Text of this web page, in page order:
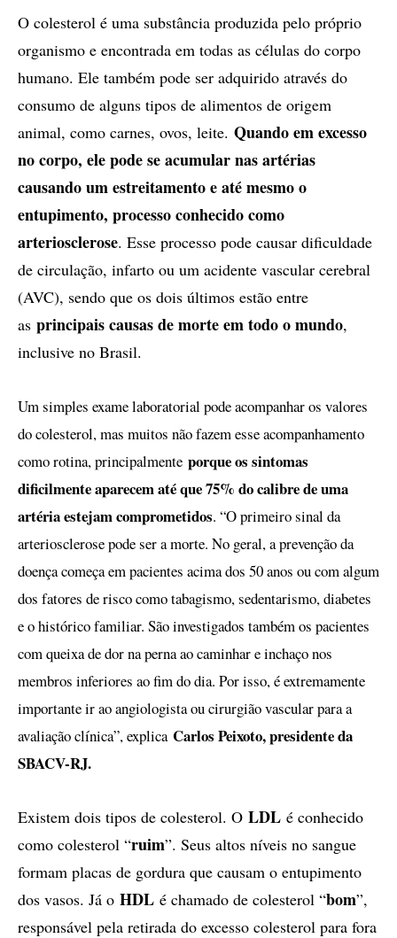
O colesterol é uma substância produzida pelo próprio
organismo e encontrada em todas as células do corpo
humano. Ele também pode ser adquirido através do
consumo de alguns tipos de alimentos de origem
animal, como carnes, ovos, leite. Quando em excesso
no corpo, ele pode se acumular nas artérias
causando um estreitamento e até mesmo o
entupimento, processo conhecido como
arteriosclerose. Esse processo pode causar dificuldade
de circulação, infarto ou um acidente vascular cerebral
(AVC), sendo que os dois últimos estão entre
as principais causas de morte em todo o mundo,
inclusive no Brasil.
Um simples exame laboratorial pode acompanhar os valores
do colesterol, mas muitos não fazem esse acompanhamento
como rotina, principalmente porque os sintomas
dificilmente aparecem até que 75% do calibre de uma
artéria estejam comprometidos. “O primeiro sinal da
arteriosclerose pode ser a morte. No geral, a prevenção da
doença começa em pacientes acima dos 50 anos ou com algum
dos fatores de risco como tabagismo, sedentarismo, diabetes
e o histórico familiar. São investigados também os pacientes
com queixa de dor na perna ao caminhar e inchaço nos
membros inferiores ao fim do dia. Por isso, é extremamente
importante ir ao angiologista ou cirurgião vascular para a
avaliação clínica”, explica Carlos Peixoto, presidente da
SBACV-RJ.
Existem dois tipos de colesterol. O LDL é conhecido
como colesterol “ruim”. Seus altos níveis no sangue
formam placas de gordura que causam o entupimento
dos vasos. Já o HDL é chamado de colesterol “bom”,
responsável pela retirada do excesso colesterol para fora